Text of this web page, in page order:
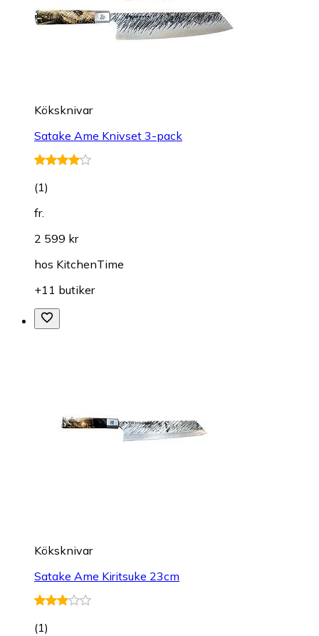
Köksknivar
Satake Ame Knivset 3-pack
(1)
fr.
2 599 kr
hos KitchenTime
+11 butiker
Köksknivar
Satake Ame Kiritsuke 23cm
(1)